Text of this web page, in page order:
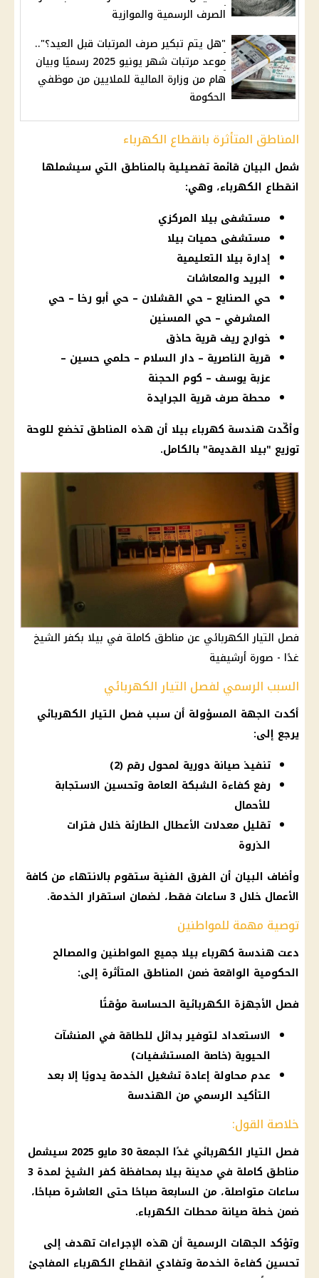
الصرف الرسمية والموازية
"هل يتم تبكير صرف المرتبات قبل العيد؟"..
موعد مرتبات شهر يونيو 2025 رسميًا وبيان
هام من وزارة المالية للملايين من موظفي
الحكومة
المناطق المتأثرة بانقطاع الكهرباء
شمل البيان قائمة تفصيلية بالمناطق التي سيشملها
انقطاع الكهرباء، وهي:
مستشفى بيلا المركزي
مستشفى حميات بيلا
إدارة بيلا التعليمية
البريد والمعاشات
حي الصنايع – حي القشلان – حي أبو رخا – حي
المشرفي – حي المسنين
خوارج ريف قرية حاذق
قرية الناصرية – دار السلام – حلمي حسين –
عزبة يوسف – كوم الحجنة
محطة صرف قرية الجرايدة
وأكّدت هندسة كهرباء بيلا أن هذه المناطق تخضع للوحة
توزيع "بيلا القديمة" بالكامل.
فصل التيار الكهربائي عن مناطق كاملة في بيلا بكفر الشيخ
غدًا - صورة أرشيفية
السبب الرسمي لفصل التيار الكهربائي
أكدت الجهة المسؤولة أن سبب فصل التيار الكهربائي
يرجع إلى:
تنفيذ صيانة دورية لمحول رقم (2)
رفع كفاءة الشبكة العامة وتحسين الاستجابة
للأحمال
تقليل معدلات الأعطال الطارئة خلال فترات
الذروة
وأضاف البيان أن الفرق الفنية ستقوم بالانتهاء من كافة
الأعمال خلال 3 ساعات فقط، لضمان استقرار الخدمة.
توصية مهمة للمواطنين
دعت هندسة كهرباء بيلا جميع المواطنين والمصالح
الحكومية الواقعة ضمن المناطق المتأثرة إلى:
فصل الأجهزة الكهربائية الحساسة مؤقتًا
الاستعداد لتوفير بدائل للطاقة في المنشآت
الحيوية (خاصة المستشفيات)
عدم محاولة إعادة تشغيل الخدمة يدويًا إلا بعد
التأكيد الرسمي من الهندسة
خلاصة القول:
فصل التيار الكهربائي غدًا الجمعة 30 مايو 2025
سيشمل
مناطق كاملة في مدينة بيلا بمحافظة كفر الشيخ لمدة 3
ساعات متواصلة، من السابعة صباحًا حتى العاشرة صباحًا،
ضمن خطة صيانة محطات الكهرباء.
وتؤكد الجهات الرسمية أن هذه الإجراءات تهدف إلى
تحسين كفاءة الخدمة وتفادي انقطاع الكهرباء المفاجئ